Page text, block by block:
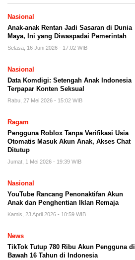
Nasional
Anak-anak Rentan Jadi Sasaran di Dunia
Maya, Ini yang Diwaspadai Pemerintah
Selasa, 16 Juni 2026 - 17:02 WIB
Nasional
Data Komdigi: Setengah Anak Indonesia
Terpapar Konten Seksual
Rabu, 27 Mei 2026 - 15:02 WIB
Ragam
Pengguna Roblox Tanpa Verifikasi Usia
Otomatis Masuk Akun Anak, Akses Chat
Ditutup
Jumat, 1 Mei 2026 - 19:39 WIB
Nasional
YouTube Rancang Penonaktifan Akun
Anak dan Penghentian Iklan Remaja
Kamis, 23 April 2026 - 10:59 WIB
News
TikTok Tutup 780 Ribu Akun Pengguna di
Bawah 16 Tahun di Indonesia